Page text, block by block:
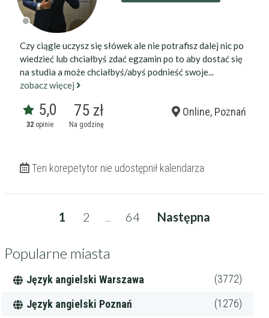
Czy ciągle uczysz się słówek ale nie potrafisz dalej nic po
wiedzieć lub chciałbyś zdać egzamin po to aby dostać się
na studia a może chciałbyś/abyś podnieść swoje...
zobacz więcej
5,0
32 opinie
75 zł
Na godzinę
Online, Poznań
Ten korepetytor nie udostępnił kalendarza
1 2 ... 64 Następna
Popularne miasta
Język angielski Warszawa (3772)
Język angielski Poznań (1276)